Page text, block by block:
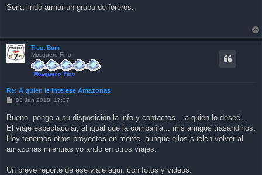
t
Seria lindo armar un grupo de foreros..
Trout Bum
Mosquero Fino
Re: A quien le interese Amazonas
P
t
03 Jan 2018, 17:37
Bueno, pongo a su disposición la info y contactos... a quien lo deseé...
El viaje espectacular, al igual que la compañia... mis amigos trasandinos.
Hoy tenemos otros proyectos en mente, aunque ellos suelen volver al
amazonas mientras yo ando en otros viajes.
Un breve reporte de ese viaje aqui, con fotos y videos.